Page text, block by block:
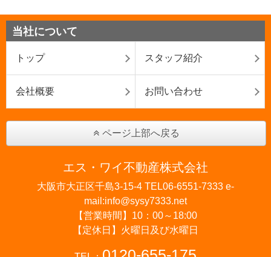
当社について
トップ スタッフ紹介
会社概要 お問い合わせ
ページ上部へ戻る
エス・ワイ不動産株式会社
大阪市大正区千島3-15-4 TEL06-6551-7333 e-
mail:info@sysy7333.net
【営業時間】10：00～18:00
【定休日】火曜日及び水曜日